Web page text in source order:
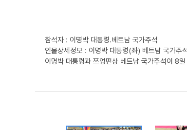
참석자 : 이명박 대통령.베트남 국가주석
인물상세정보 : 이명박 대통령(좌) 베트남 국가주
이명박 대통령과 쯔엉떤상 베트남 국가주석이 8